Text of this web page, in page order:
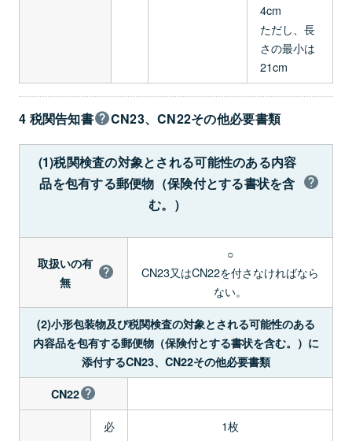
4cm
ただし、長
さの最小は
21cm
4 税関告知書 CN23、CN22その他必要書類
(1)税関検査の対象とされる可能性のある内容
品を包有する郵便物（保険付とする書状を含
む。）
取扱いの有
無
○
CN23又はCN22を付さなければなら
ない。
(2)小形包装物及び税関検査の対象とされる可能性のある
内容品を包有する郵便物（保険付とする書状を含む。）に
添付するCN23、CN22その他必要書類
CN22
必
1枚